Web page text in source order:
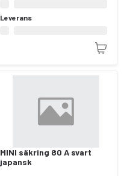
Leverans
MINI säkring 80 A svart
japansk